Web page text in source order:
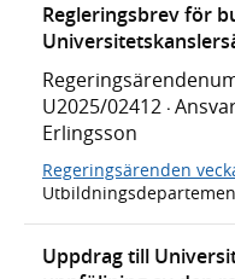
Regleringsbrev för
U2025/02412 ·
Erlingsson
Regeringsärenden
Uppdrag till